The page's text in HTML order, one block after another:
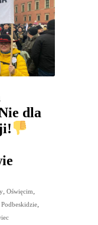
dla
, Oświęcim,
,